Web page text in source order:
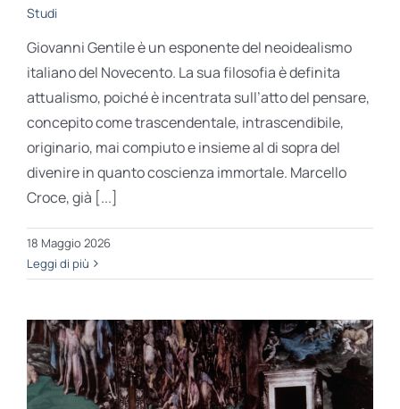
Studi
Giovanni Gentile è un esponente del neoidealismo
italiano del Novecento. La sua filosofia è definita
attualismo, poiché è incentrata sull’atto del pensare,
concepito come trascendentale, intrascendibile,
originario, mai compiuto e insieme al di sopra del
divenire in quanto coscienza immortale. Marcello
Croce, già [...]
18 Maggio 2026
Leggi di più